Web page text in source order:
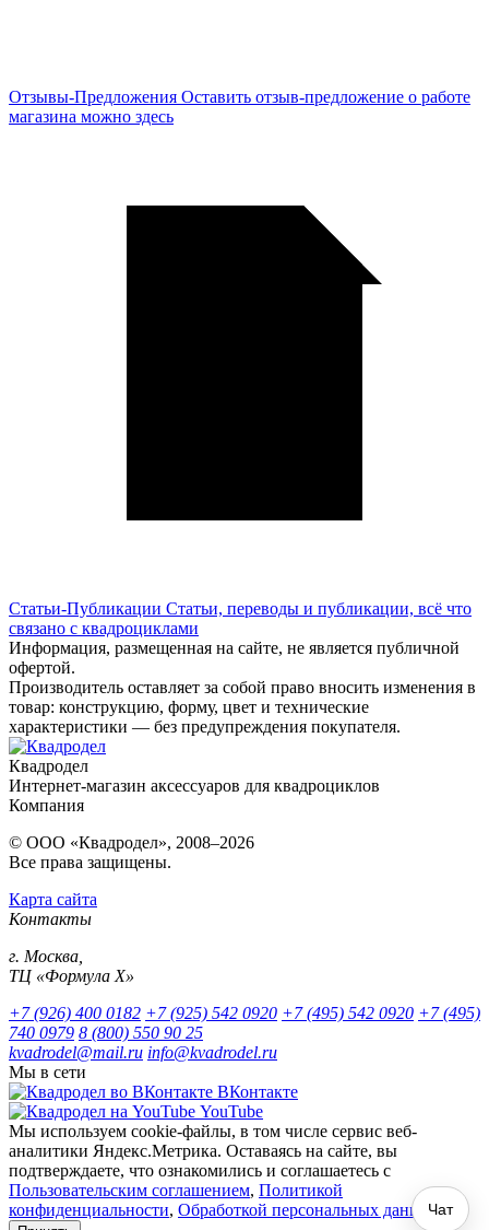
Отзывы-Предложения Оставить отзыв-предложение о работе
магазина можно здесь
Статьи-Публикации Статьи, переводы и публикации, всё что
связано с квадроциклами
Информация, размещенная на сайте, не является публичной
офертой.
Производитель оставляет за собой право вносить изменения в
товар: конструкцию, форму, цвет и технические
характеристики — без предупреждения покупателя.
Квадродел
Интернет-магазин аксессуаров для квадроциклов
Компания
© ООО «Квадродел», 2008–2026
Все права защищены.
Карта сайта
Контакты
г. Москва,
ТЦ «Формула Х»
+7 (926) 400 0182 +7 (925) 542 0920 +7 (495) 542 0920 +7 (495)
740 0979 8 (800) 550 90 25
kvadrodel@mail.ru info@kvadrodel.ru
Мы в сети
ВКонтакте
YouTube
Мы используем cookie-файлы, в том числе сервис веб-
аналитики Яндекс.Метрика. Оставаясь на сайте, вы
подтверждаете, что ознакомились и соглашаетесь с
Пользовательским соглашением, Политикой
конфиденциальности, Обработкой персональных данных.
Чат